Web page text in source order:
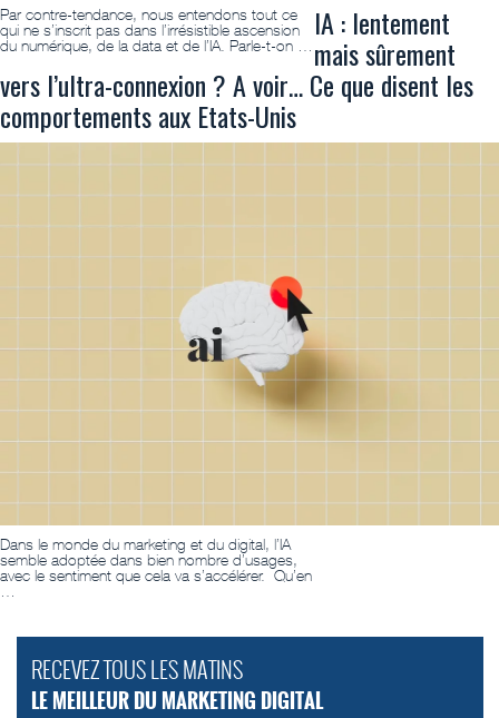
Par contre-tendance, nous entendons tout ce
qui ne s’inscrit pas dans l’irrésistible ascension
du numérique, de la data et de l’IA. Parle-t-on …
IA : lentement
mais sûrement
vers l’ultra-connexion ? A voir… Ce que disent les
comportements aux Etats-Unis
Dans le monde du marketing et du digital, l’IA
semble adoptée dans bien nombre d’usages,
avec le sentiment que cela va s’accélérer. Qu’en
…
RECEVEZ TOUS LES MATINS
LE MEILLEUR DU MARKETING DIGITAL